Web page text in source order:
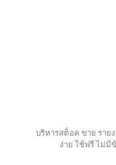
บริหารสต็อค ขาย ราย
ง่าย ใช้ฟรี ไม่มี